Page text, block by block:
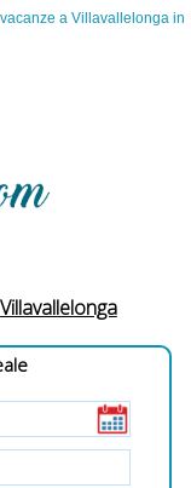
a Villavallelonga in
Villavallelonga